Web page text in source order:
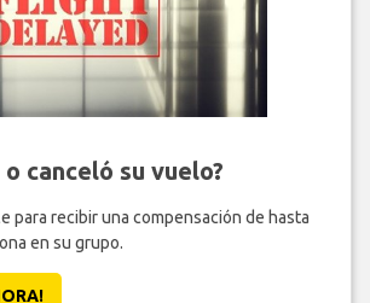
canceló su vuelo?
para recibir una compensación de hasta
en su grupo.